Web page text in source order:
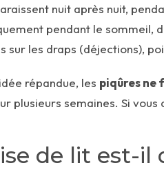
nuit après nuit,
pendant le sommeil,
sur les draps (déjections),
répandue, les piqûres ne
plusieurs semaines. Si
de lit est-il